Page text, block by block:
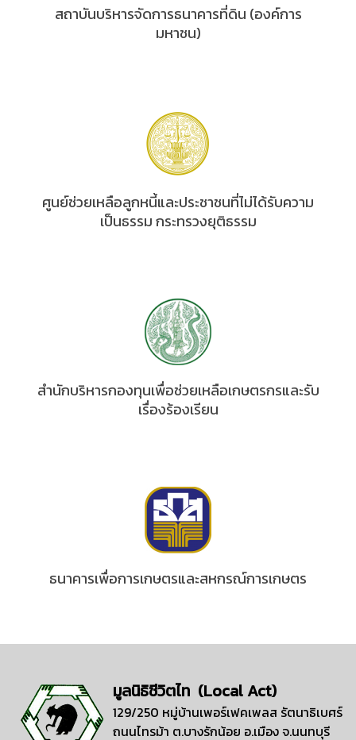
สถาบันบริหารจัดการธนาคารที่ดิน (องค์การ
มหาชน)
ศูนย์ช่วยเหลือลูกหนี้และประชาชนที่ไม่ได้รับความ
เป็นธรรม กระทรวงยุติธรรม
สำนักบริหารกองทุนเพื่อช่วยเหลือเกษตรกรและรับ
เรื่องร้องเรียน
ธนาคารเพื่อการเกษตรและสหกรณ์การเกษตร
มูลนิธิชีวิตไท (Local Act)
129/250 หมู่บ้านเพอร์เฟคเพลส รัตนาธิเบศร์
ถนนไทรม้า ต.บางรักน้อย อ.เมือง จ.นนทบุรี